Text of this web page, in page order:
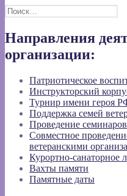
Найти:
Направления
организации:
Патриотическое
Инструкторский
Турнир имени героя
Поддержка семей
Проведение семинаров
Совместное
ветеранскими
Курортно-санаторное
Вахты памяти
Памятные даты